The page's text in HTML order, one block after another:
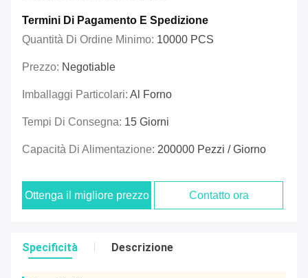
Termini Di Pagamento E Spedizione
Quantità Di Ordine Minimo: 10000 PCS
Prezzo: Negotiable
Imballaggi Particolari: Al Forno
Tempi Di Consegna: 15 Giorni
Capacità Di Alimentazione: 200000 Pezzi / Giorno
Ottenga il migliore prezzo Contatto ora
Specificità Descrizione